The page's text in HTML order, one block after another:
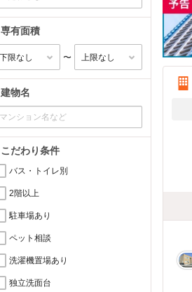
専有面積
〜
建物名
こだわり条件
バス・トイレ別
2階以上
駐車場あり
ペット相談
洗濯機置場あり
独立洗面台